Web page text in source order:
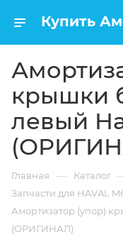
крышки
левый
Главная — Каталог
Запчасти для HAVAL
Амортизатор (упор)
(ОРИГИНАЛ)